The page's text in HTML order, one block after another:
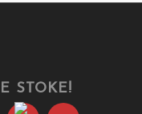
STOKE!